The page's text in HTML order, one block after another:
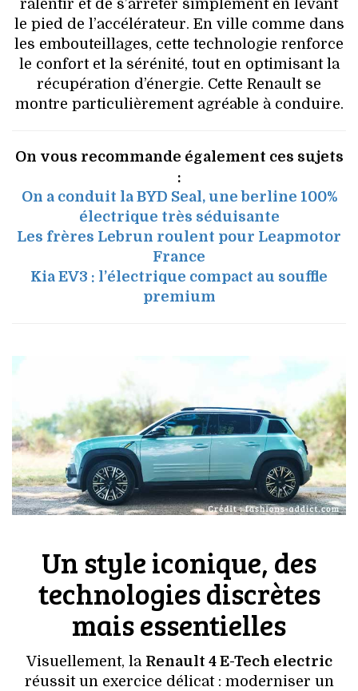
ralentir et de s’arrêter simplement en levant
le pied de l’accélérateur. En ville comme dans
les embouteillages, cette technologie renforce
le confort et la sérénité, tout en optimisant la
récupération d’énergie. Cette Renault se
montre particulièrement agréable à conduire.
On vous recommande également ces sujets
:
On a conduit la BYD Seal, une berline 100%
électrique très séduisante
Les frères Lebrun roulent pour Leapmotor
France
Kia EV3 : l’électrique compact au souffle
premium
Un style iconique, des
technologies discrètes
mais essentielles
Visuellement, la Renault 4 E-Tech electric
réussit un exercice délicat : moderniser un